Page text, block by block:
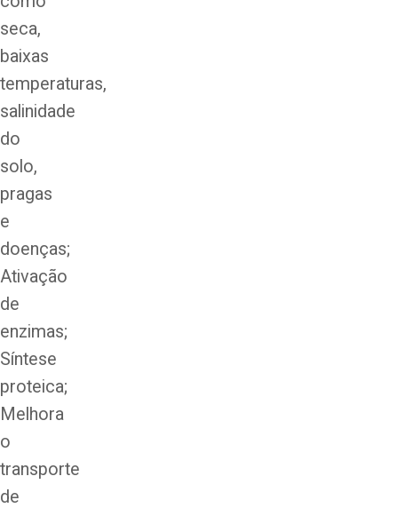
seca,
baixas
temperaturas,
salinidade
do
solo,
pragas
e
doenças;
Ativação
de
enzimas;
Síntese
proteica;
Melhora
o
transporte
de